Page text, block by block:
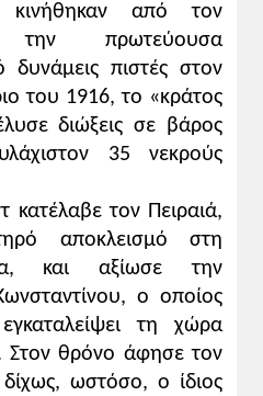
κινήθηκαν από τον
πρωτεύουσα
πιστές στον
του 1916, το «κράτος
διώξεις σε βάρος
35 νεκρούς
κατέλαβε τον Πειραιά,
αποκλεισμό στη
και αξίωσε την
ο οποίος
τη χώρα
Στον θρόνο άφησε τον
ωστόσο, ο ίδιος